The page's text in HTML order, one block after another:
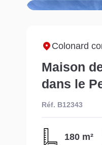
Colonard
Maison
dans le
Réf. B12343
180 m²